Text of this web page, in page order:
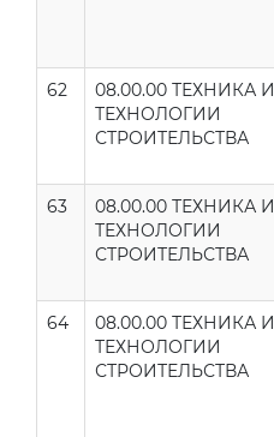
62
08.00.00 ТЕХНИКА И
ТЕХНОЛОГИИ
СТРОИТЕЛЬСТВА
63
08.00.00 ТЕХНИКА И
ТЕХНОЛОГИИ
СТРОИТЕЛЬСТВА
64
08.00.00 ТЕХНИКА И
ТЕХНОЛОГИИ
СТРОИТЕЛЬСТВА